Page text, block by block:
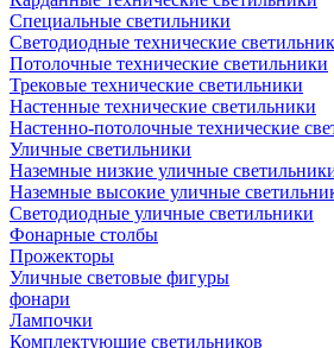
Специальные светильники
Светодиодные технические
Потолочные технические светильники
Трековые технические светильники
Настенные технические светильники
Настенно-потолочные технические
Уличные светильники
Наземные низкие уличные
Наземные высокие уличные
Светодиодные уличные светильники
Фонарные столбы
Прожекторы
Уличные световые фигуры
фонари
Лампочки
Комплектующие светильников